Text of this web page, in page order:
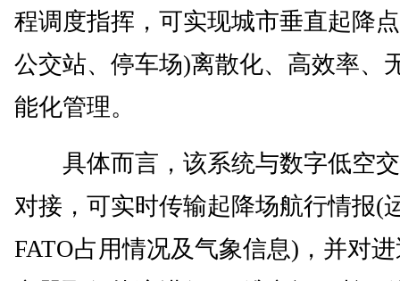
程调度指挥，可实现城市垂直起降
公交站、停车场)离散化、高效率、
能化管理。
具体而言，该系统与数字低空交
对接，可实时传输起降场航行情报(
FATO占用情况及气象信息)，并对